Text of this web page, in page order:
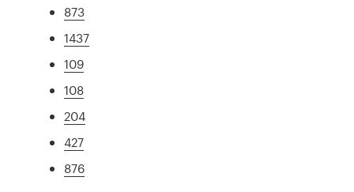
873
1437
109
108
204
427
876